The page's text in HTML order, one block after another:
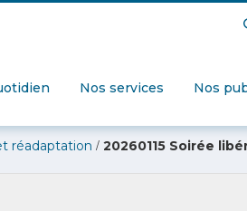
Nos services Nos
réadaptation / 20260115 Soirée